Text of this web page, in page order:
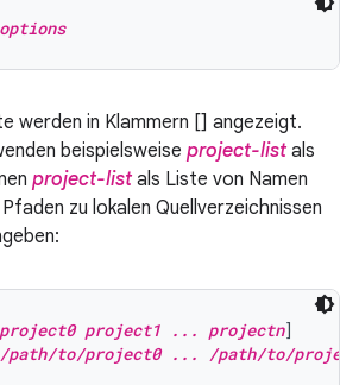
options
werden in Klammern [] angezeigt.
beispielsweise project-listals
project-listals Liste von Namen
zu lokalen Quellverzeichnissen
project0 project1 ... projectn]
/path/to/project0 ... /path/to/